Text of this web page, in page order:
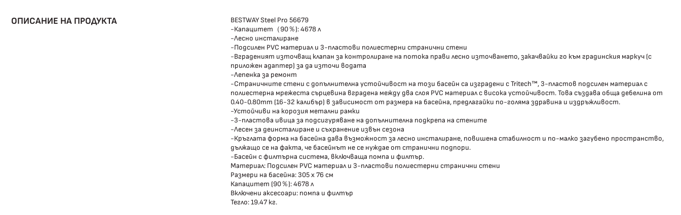
ОПИСАНИЕ НА ПРОДУКТА
BESTWAY Steel Pro 56679
-Капацитет（90％): 4678 л
-Лесно инсталиране
-Подсилен PVC материал и 3-пластови полиестерни странични стени
-Вграденият източващ клапан за контролиране на потока прави лесно източването, закачвайки го към градинския маркуч (с
приложен адаптер) за да източи водата
-Лепенка за ремонт
-Страничните стени с допълнителна устойчивост на този басейн са изградени с Tritech™, 3-пластов подсилен материал с
полиестерна мрежеста сърцевина вградена между два слоя PVC материал с висока устойчивост. Това създава обща дебелина от
0.40-0.80mm (16-32 калибър) в зависимост от размера на басейна, предлагайки по-голяма здравина и издръжливост.
-Устойчиви на корозия метални рамки
-3-пластова ивица за подсигуряване на допълнителна подкрепа на стените
-Лесен за деинсталиране и съхранение извън сезона
-Кръглата форма на басейна дава възможност за лесно инсталиране, повишена стабилност и по-малко загубено пространство,
дължащо се на факта, че басейнът не се нуждае от странични подпори.
-Басейн с филтърна система, включваща помпа и филтър.
Материал: Подсилен PVC материал и 3-пластови полиестерни странични стени
Размери на басейна: 305 x 76 см
Капацитет (90％): 4678 л
Включени аксесоари: помпа и филтър
Тегло: 19.47 кг.